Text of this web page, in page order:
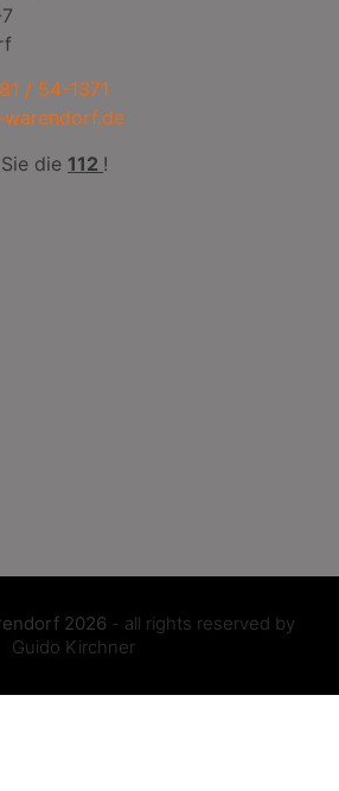
/ 54-1371
die 112 !
2026 - all rights reserved by
Guido Kirchner